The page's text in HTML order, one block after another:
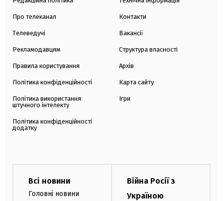
Про телеканал
Телеведучі
Рекламодавцям
Правила користування
Політика конфіденційності
Політика використання
штучного інтелекту
Політика конфіденційності
додатку
Контакти
Вакансії
Структура власності
Архів
Карта сайту
Ігри
Всі новини
Головні новини
Війна Росії з
Україною